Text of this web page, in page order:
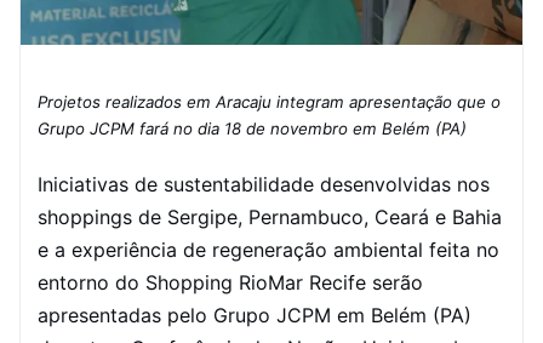
Projetos realizados em Aracaju integram apresentação que o
Grupo JCPM fará no dia 18 de novembro em Belém (PA)
Iniciativas de sustentabilidade desenvolvidas nos
shoppings de Sergipe, Pernambuco, Ceará e Bahia
e a experiência de regeneração ambiental feita no
entorno do Shopping RioMar Recife serão
apresentadas pelo Grupo JCPM em Belém (PA)